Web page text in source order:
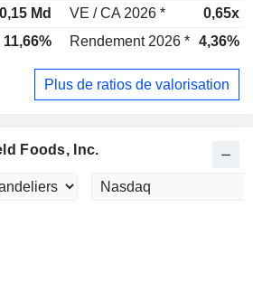
Md VE / CA 2026 *
0,65x
11,66% Rendement 2026 * 4,36%
Plus de ratios de valorisation
Foods, Inc.